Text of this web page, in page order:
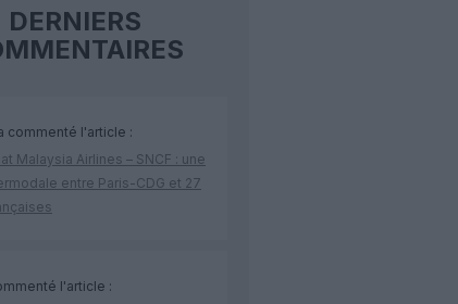
DERNIERS
commenté l'article :
Malaysia Airlines – SNCF : une
entre Paris-CDG et 27
l'article :